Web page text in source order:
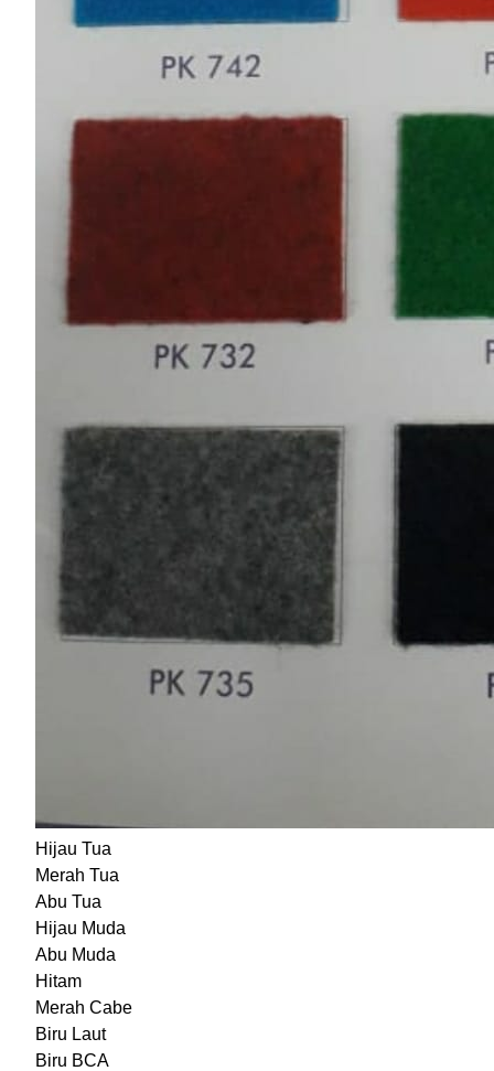
Hijau Tua
Merah Tua
Abu Tua
Hijau Muda
Abu Muda
Hitam
Merah Cabe
Biru Laut
Biru BCA